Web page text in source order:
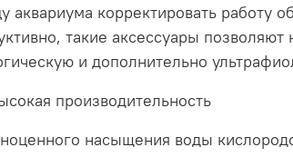
аквариума корректировать работу
такие аксессуары
и дополнительно
производительность
насыщения воды